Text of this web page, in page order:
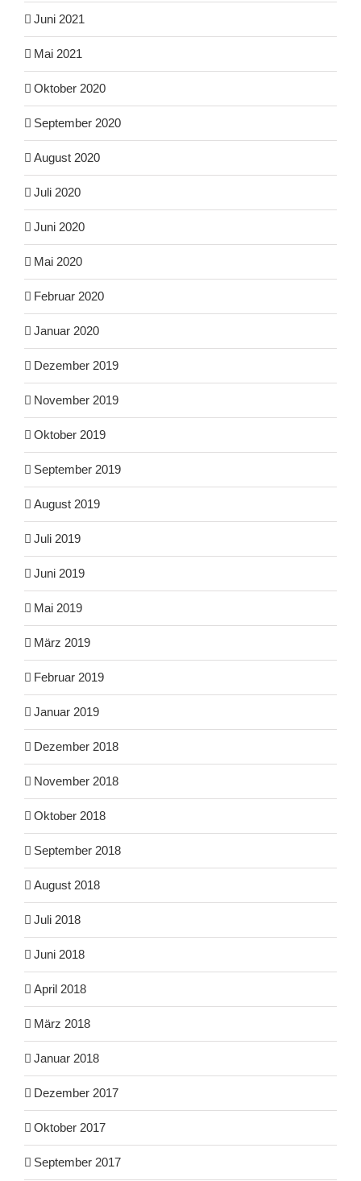
Juni 2021
Mai 2021
Oktober 2020
September 2020
August 2020
Juli 2020
Juni 2020
Mai 2020
Februar 2020
Januar 2020
Dezember 2019
November 2019
Oktober 2019
September 2019
August 2019
Juli 2019
Juni 2019
Mai 2019
März 2019
Februar 2019
Januar 2019
Dezember 2018
November 2018
Oktober 2018
September 2018
August 2018
Juli 2018
Juni 2018
April 2018
März 2018
Januar 2018
Dezember 2017
Oktober 2017
September 2017